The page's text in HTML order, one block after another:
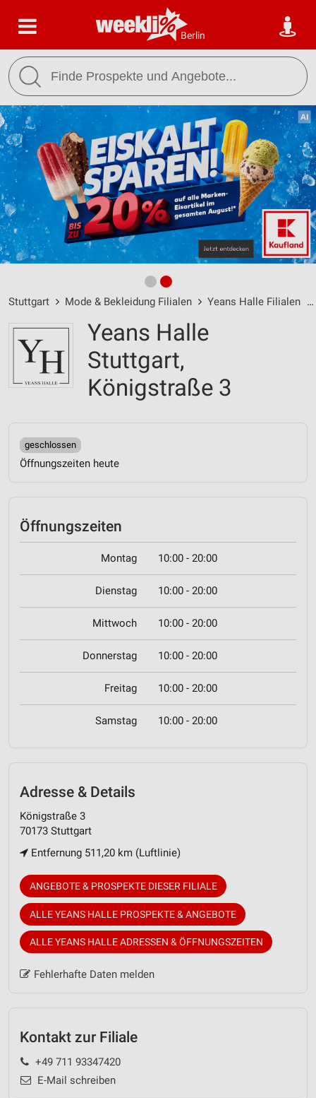
Berlin
Stuttgart Mode & Bekleidung Filialen Yeans Halle Filialen
Yeans Halle
Stuttgart,
Königstraße 3
geschlossen
Öffnungszeiten heute
Öffnungszeiten
Montag 10:00 - 20:00
Dienstag 10:00 - 20:00
Mittwoch 10:00 - 20:00
Donnerstag 10:00 - 20:00
Freitag 10:00 - 20:00
Samstag 10:00 - 20:00
Adresse & Details
Königstraße 3
70173 Stuttgart
Entfernung 511,20 km (Luftlinie)
ANGEBOTE & PROSPEKTE DIESER FILIALE
ALLE YEANS HALLE PROSPEKTE & ANGEBOTE
ALLE YEANS HALLE ADRESSEN & ÖFFNUNGSZEITEN
Fehlerhafte Daten melden
Kontakt zur Filiale
+49 711 93347420
E-Mail schreiben